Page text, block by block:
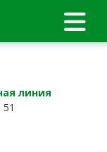
линия